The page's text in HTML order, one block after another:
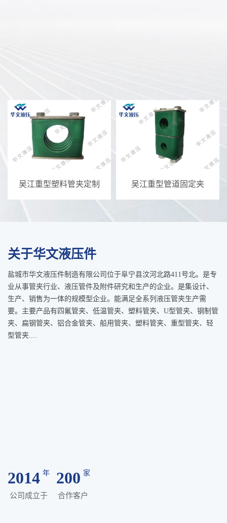
吴江重型塑料管夹定制 吴江重型管道固定夹
关于华文液压件
盐城市华文液压件制造有限公司位于阜宁县汶河北路411号北。是专
业从事管夹行业、液压管件及附件研究和生产的企业。是集设计、
生产、销售为一体的规模型企业。能满足全系列液压管夹生产需
要。主要产品有四氟管夹、低温管夹、塑料管夹、U型管夹、钢制管
夹、扁钢管夹、铝合金管夹、船用管夹、塑料管夹、重型管夹、轻
型管夹....
2014 年
公司成立于
200 家
合作客户